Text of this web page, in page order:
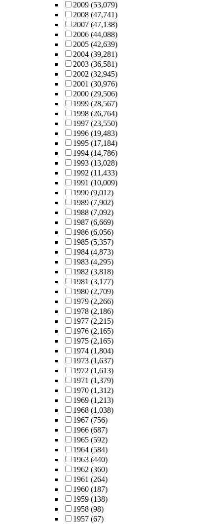
2009 (53,079)
2008 (47,741)
2007 (47,138)
2006 (44,088)
2005 (42,639)
2004 (39,281)
2003 (36,581)
2002 (32,945)
2001 (30,976)
2000 (29,506)
1999 (28,567)
1998 (26,764)
1997 (23,550)
1996 (19,483)
1995 (17,184)
1994 (14,786)
1993 (13,028)
1992 (11,433)
1991 (10,009)
1990 (9,012)
1989 (7,902)
1988 (7,092)
1987 (6,669)
1986 (6,056)
1985 (5,357)
1984 (4,873)
1983 (4,295)
1982 (3,818)
1981 (3,177)
1980 (2,709)
1979 (2,266)
1978 (2,186)
1977 (2,215)
1976 (2,165)
1975 (2,165)
1974 (1,804)
1973 (1,637)
1972 (1,613)
1971 (1,379)
1970 (1,312)
1969 (1,213)
1968 (1,038)
1967 (756)
1966 (687)
1965 (592)
1964 (584)
1963 (440)
1962 (360)
1961 (264)
1960 (187)
1959 (138)
1958 (98)
1957 (67)